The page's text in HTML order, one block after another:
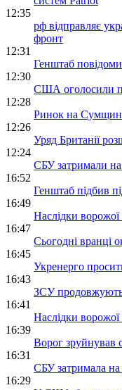
12:35
рф відправляє
фронт
12:31
Генштаб
12:30
США оголосили
12:28
Ринок на
12:26
Уряд Британії
12:24
СБУ затримали
16:52
Генштаб підбив
16:49
Наслідки
16:47
Сьогодні вранці
16:45
Укренерго
16:43
ЗСУ продовжують
16:41
Наслідки
16:39
Ворог зруйнував
16:31
СБУ затримала
16:29